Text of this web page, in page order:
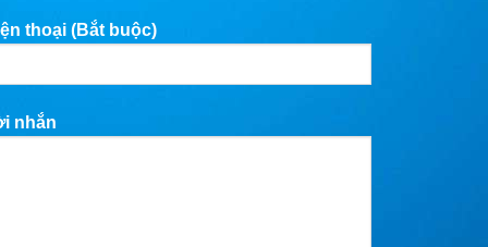
thoại (Bắt buộc)
nhắn